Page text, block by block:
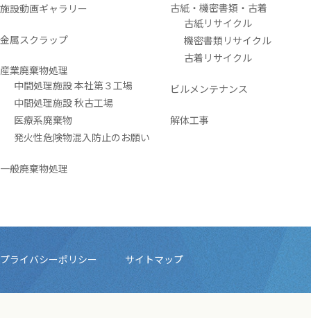
施設動画ギャラリー
金属スクラップ
産業廃棄物処理
中間処理施設 本社第３工場
中間処理施設 秋古工場
医療系廃棄物
発火性危険物混入防止のお願い
一般廃棄物処理
古紙・機密書類・古着
古紙リサイクル
機密書類リサイクル
古着リサイクル
ビルメンテナンス
解体工事
プライバシーポリシー サイトマップ